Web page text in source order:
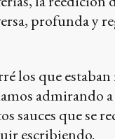
profunda y
los que
admirando
sauces que se
escribiendo.